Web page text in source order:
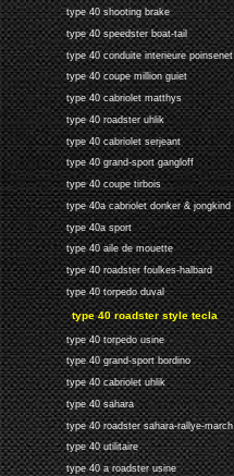
type 40 shooting brake
type 40 speedster boat-tail
type 40 conduite interieure poinsenet
type 40 coupe million guiet
type 40 cabriolet matthys
type 40 roadster uhlik
type 40 cabriolet serjeant
type 40 grand-sport gangloff
type 40 coupe tirbois
type 40a cabriolet donker & jongkind
type 40a sport
type 40 aile de mouette
type 40 roadster foulkes-halbard
type 40 torpedo duval
type 40 roadster style tecla
type 40 torpedo usine
type 40 grand-sport bordino
type 40 cabriolet uhlik
type 40 sahara
type 40 roadster sahara-rallye-march
type 40 utilitaire
type 40 a roadster usine